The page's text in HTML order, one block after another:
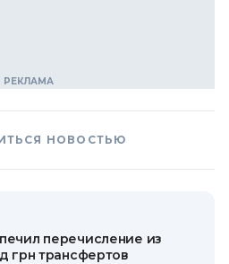
НОВОСТЬЮ
перечисление из
грн трансфертов